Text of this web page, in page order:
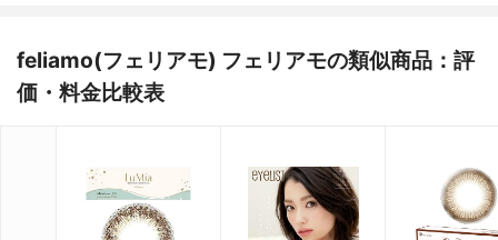
feliamo(フェリアモ) フェリアモの類似商品：評
価・料金比較表